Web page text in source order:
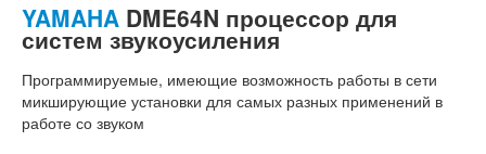
YAMAHA DME64N процессор для
систем звукоусиления
Программируемые, имеющие возможность работы в сети
микширующие установки для самых разных применений в
работе со звуком